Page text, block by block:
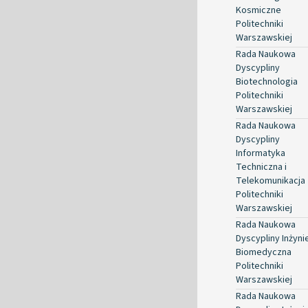
Kosmiczne
Politechniki
Warszawskiej
Rada Naukowa
Dyscypliny
Biotechnologia
Politechniki
Warszawskiej
Rada Naukowa
Dyscypliny
Informatyka
Techniczna i
Telekomunikacja
Politechniki
Warszawskiej
Rada Naukowa
Dyscypliny
Biomedyczna
Politechniki
Warszawskiej
Rada Naukowa